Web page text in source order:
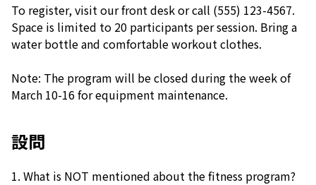
To register, visit our front desk or call (555) 123-4567.
Space is limited to 20 participants per session. Bring a
water bottle and comfortable workout clothes.
Note: The program will be closed during the week of
March 10-16 for equipment maintenance.
設問
1. What is NOT mentioned about the fitness program?